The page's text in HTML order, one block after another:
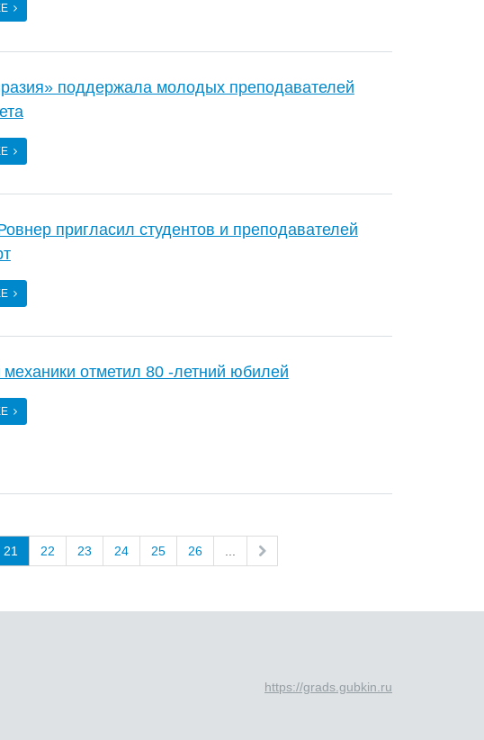
поддержала молодых преподавателей
пригласил студентов и преподавателей
отметил 80 -летний юбилей
21 22 23 24 25 26
https://grads.gubkin.ru